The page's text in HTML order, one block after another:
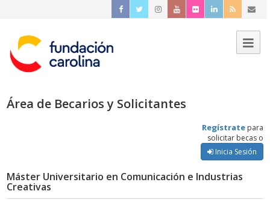
Área de Becarios y Solicitantes
Regístrate para
solicitar becas o
Inicia Sesión
Máster Universitario en Comunicación e Industrias
Creativas